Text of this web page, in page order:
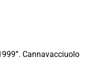
Cannavacciuolo